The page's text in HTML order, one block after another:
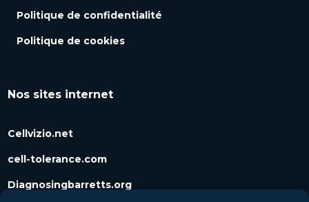
Politique de confidentialité
Politique de cookies
Nos sites internet
Cellvizio.net
cell-tolerance.com
Diagnosingbarretts.org